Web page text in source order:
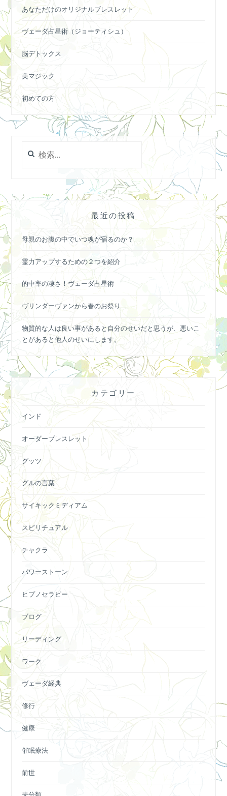
あなただけのオリジナルブレスレット
ヴェーダ占星術（ジョーティシュ）
脳デトックス
美マジック
初めての方
索:
最近の投稿
母親のお腹の中でいつ魂が宿るのか？
霊力アップするための２つを紹介
的中率の凄さ！ヴェーダ占星術
ヴリンダーヴァンから春のお祭り
物質的な人は良い事があると自分のせいだと思うが、悪いこ
とがあると他人のせいにします。
カテゴリー
インド
オーダーブレスレット
グッツ
グルの言葉
サイキックミディアム
スピリチュアル
チャクラ
パワーストーン
ヒプノセラピー
ブログ
リーディング
ワーク
ヴェーダ経典
修行
健康
催眠療法
前世